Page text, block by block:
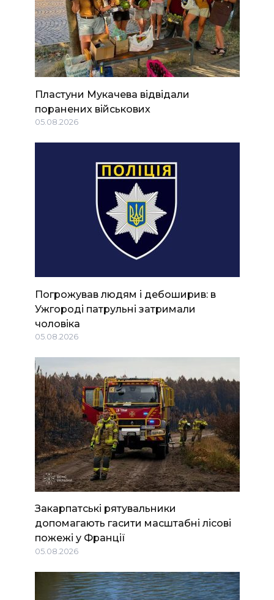
Пластуни Мукачева відвідали
поранених військових
05.08.2026
Погрожував людям і дебоширив: в
Ужгороді патрульні затримали
чоловіка
05.08.2026
Закарпатські рятувальники
допомагають гасити масштабні лісові
пожежі у Франції
05.08.2026